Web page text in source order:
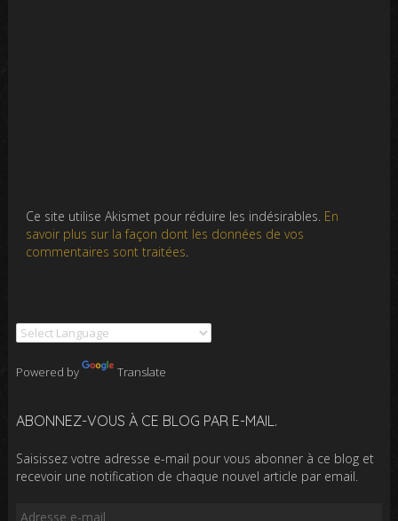
Ce site utilise Akismet pour réduire les indésirables. En
savoir plus sur la façon dont les données de vos
commentaires sont traitées.
Powered by Translate
ABONNEZ-VOUS À CE BLOG PAR E-MAIL.
Saisissez votre adresse e-mail pour vous abonner à ce blog et
recevoir une notification de chaque nouvel article par email.
Adresse